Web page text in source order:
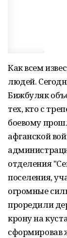
Как всем
людей.
Бижбуляк
тех, кто с
боевому
афганской
отделения
поселения,
огромные
проредили
крону на
сформировав